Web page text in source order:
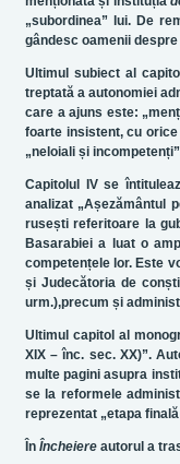
„subordinea” lui. De
gândesc oamenii
Ultimul subiect al
treptată a autonomiei
care a ajuns este:
foarte insistent, cu
„neloiali și
Capitolul IV se
analizat „Așezământul
rusești referitoare la
Basarabiei a luat o
competențele lor. Este
și Judecătoria de
urm.),precum și
Ultimul capitol al
XIX – înc. sec. XX)”.
multe pagini asupra
se la reformele
reprezentat „etapa
În Încheiere autorul a